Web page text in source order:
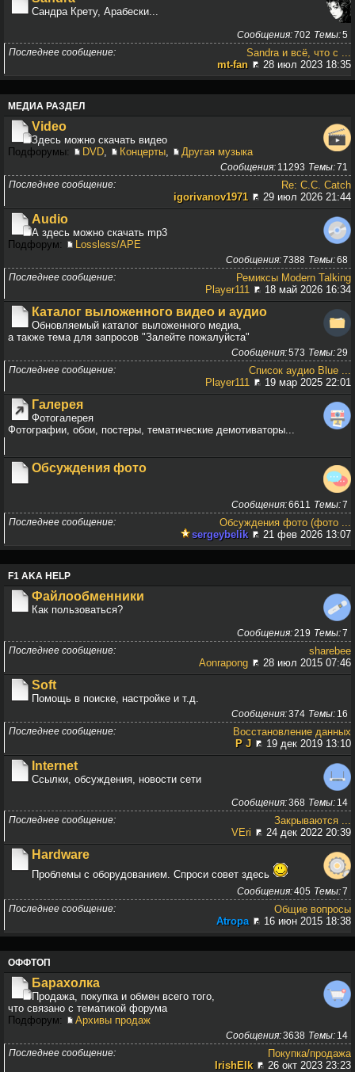
Сандра Крету, Арабески...
5
Темы
702
Сообщения
Последнее сообщение
Sandra и всё, что с ...
mt-fan
28 июл 2023 18:35
МЕДИА РАЗДЕЛ
Video
Здесь можно скачать видео
Подфорумы:
DVD, Концерты, Другая музыка
71
Темы
11293
Сообщения
Последнее сообщение
Re: C.C. Catch
igorivanov1971
29 июл 2026 21:44
Audio
А здесь можно скачать mp3
Подфорум:
Lossless/APE
68
Темы
7388
Сообщения
Последнее сообщение
Ремиксы Modern Talking
Player111
18 май 2026 16:34
Каталог выложенного видео и аудио
Обновляемый каталог выложенного медиа,
а также тема для запросов "Залейте пожалуйста"
29
Темы
573
Сообщения
Последнее сообщение
Список аудио Blue ...
Player111
19 мар 2025 22:01
Галерея
Фотогалерея
Фотографии, обои, постеры, тематические демотиваторы...
Обсуждения фото
7
Темы
6611
Сообщения
Последнее сообщение
Обсуждения фото (фото ...
sergeybelik
21 фев 2026 13:07
F1 AKA HELP
Файлообменники
Как пользоваться?
7
Темы
219
Сообщения
Последнее сообщение
sharebee
Aonrapong
28 июл 2015 07:46
Soft
Помощь в поиске, настройке и т.д.
16
Темы
374
Сообщения
Последнее сообщение
Восстановление данных
P J
19 дек 2019 13:10
Internet
Ссылки, обсуждения, новости сети
14
Темы
368
Сообщения
Последнее сообщение
Закрываются ...
VEri
24 дек 2022 20:39
Hardware
Проблемы с оборудованием. Спроси совет здесь
7
Темы
405
Сообщения
Последнее сообщение
Общие вопросы
Atropa
16 июн 2015 18:38
ОФФТОП
Барахолка
Продажа, покупка и обмен всего того,
что связано с тематикой форума
Подфорум:
Архивы продаж
14
Темы
3638
Сообщения
Последнее сообщение
Покупка/продажа
IrishElk
26 окт 2023 23:23